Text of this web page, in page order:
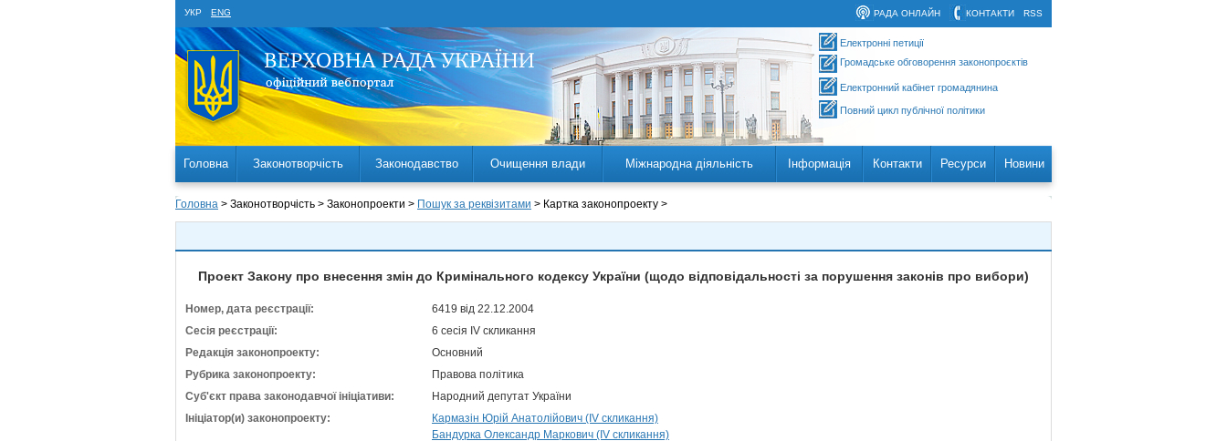
УКР ENG RSS
КОНТАКТИ
РАДА ОНЛАЙН
Електронні петиції
Громадське обговорення законопроєктів
Електронний кабінет громадянина
Повний цикл публічної політики
Головна Законотворчість Законодавство Очищення влади Міжнародна діяльність Інформація Контакти Ресурси Новини
Головна > Законотворчість > Законопроекти > Пошук за реквізитами > Картка законопроекту >
Проект Закону про внесення змін до Кримінального кодексу України (щодо відповідальності за порушення законів про вибори)
Номер, дата реєстрації:
6419 від 22.12.2004
Сесія реєстрації:
6 сесія IV скликання
Редакція законопроекту:
Основний
Рубрика законопроекту:
Правова політика
Суб'єкт права законодавчої ініціативи:
Народний депутат України
Ініціатор(и) законопроекту:
Кармазін Юрій Анатолійович (IV скликання)
Бандурка Олександр Маркович (IV скликання)